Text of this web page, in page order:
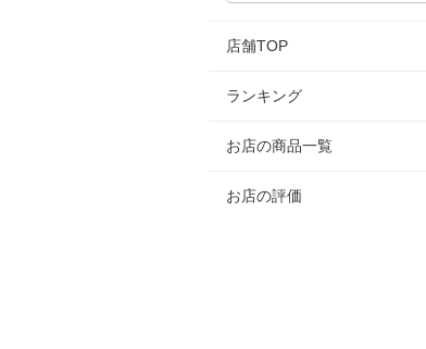
店舗TOP
ランキング
お店の商品一覧
お店の評価